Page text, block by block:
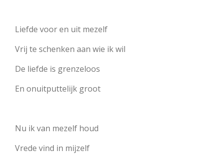
Liefde voor en uit mezelf
Vrij te schenken aan wie ik wil
De liefde is grenzeloos
En onuitputtelijk groot
Nu ik van mezelf houd
Vrede vind in mijzelf